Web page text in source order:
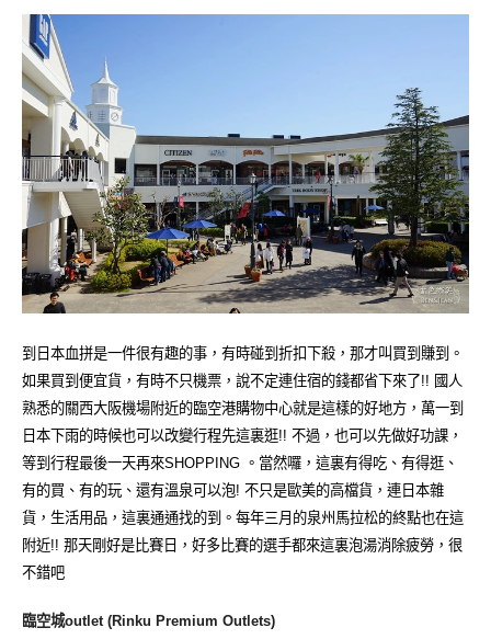
到日本血拼是一件很有趣的事，有時碰到折扣下殺，那才叫買到賺到。
如果買到便宜貨，有時不只機票，說不定連住宿的錢都省下來了!! 國人
熟悉的關西大阪機場附近的臨空港購物中心就是這樣的好地方，萬一到
日本下雨的時候也可以改變行程先這裏逛!! 不過，也可以先做好功課，
等到行程最後一天再來SHOPPING 。當然囉，這裏有得吃、有得逛、
有的買、有的玩、還有溫泉可以泡! 不只是歐美的高檔貨，連日本雜
貨，生活用品，這裏通通找的到。每年三月的泉州馬拉松的終點也在這
附近!! 那天剛好是比賽日，好多比賽的選手都來這裏泡湯消除疲勞，很
不錯吧
臨空城outlet (Rinku Premium Outlets)